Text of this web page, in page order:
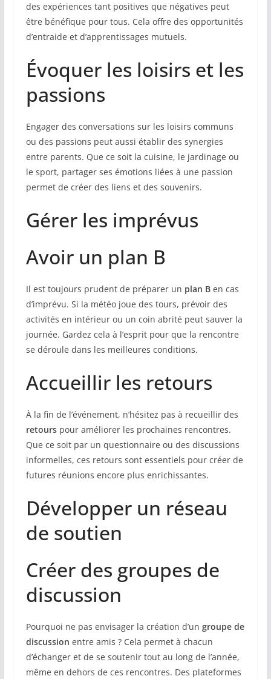
des expériences tant positives que négatives peut
être bénéfique pour tous. Cela offre des opportunités
d’entraide et d’apprentissages mutuels.
Évoquer les loisirs et les
passions
Engager des conversations sur les loisirs communs
ou des passions peut aussi établir des synergies
entre parents. Que ce soit la cuisine, le jardinage ou
le sport, partager ses émotions liées à une passion
permet de créer des liens et des souvenirs.
Gérer les imprévus
Avoir un plan B
Il est toujours prudent de préparer un plan Ben cas
d’imprévu. Si la météo joue des tours, prévoir des
activités en intérieur ou un coin abrité peut sauver la
journée. Gardez cela à l’esprit pour que la rencontre
se déroule dans les meilleures conditions.
Accueillir les retours
À la fin de l’événement, n’hésitez pas à recueillir des
retourspour améliorer les prochaines rencontres.
Que ce soit par un questionnaire ou des discussions
informelles, ces retours sont essentiels pour créer de
futures réunions encore plus enrichissantes.
Développer un réseau
de soutien
Créer des groupes de
discussion
Pourquoi ne pas envisager la création d’un groupe de
discussion entre amis ? Cela permet à chacun
d’échanger et de se soutenir tout au long de l’année,
même en dehors de ces rencontres. Des plateformes